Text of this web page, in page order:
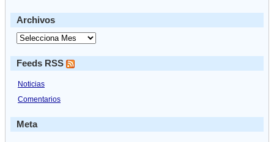
Archivos
Feeds RSS
Noticias
Comentarios
Meta